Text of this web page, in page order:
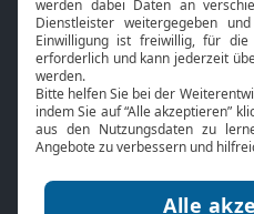
Bibel TV
Über uns
Jobs
Mediadaten